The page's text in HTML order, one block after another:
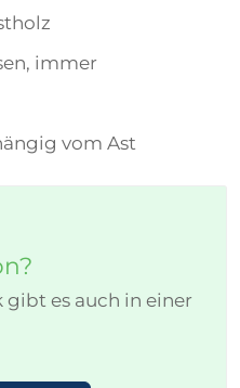
immer
vom Ast
gibt es auch in einer